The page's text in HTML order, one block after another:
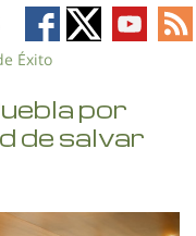
Follow
on
Follow
on
Follow
on
on
Éxito
por
de salvar